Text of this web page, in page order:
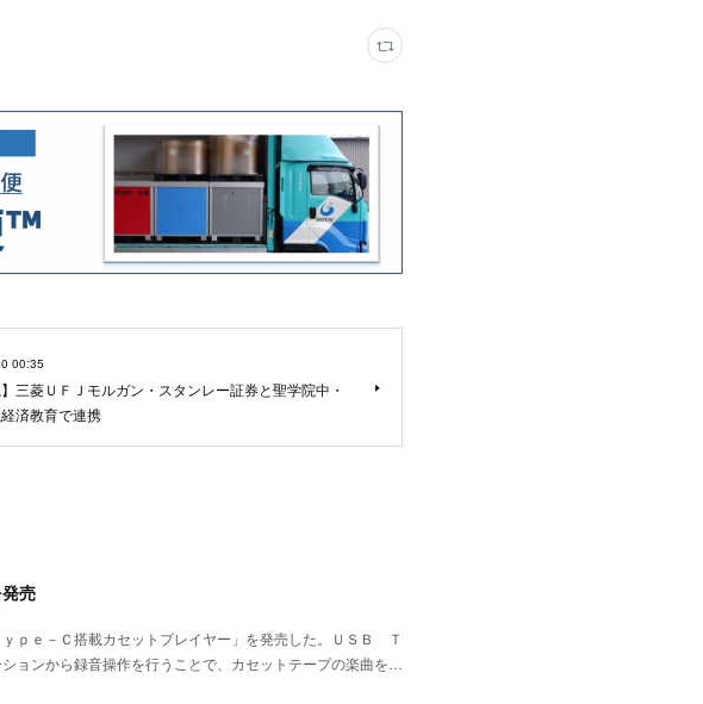
00:35
三菱ＵＦＪモルガン・スタンレー証券と聖学院中・
済教育で連携
売
ｐｅ－Ｃ搭載カセットプレイヤー」を発売した。ＵＳＢ Ｔ
ョンから録音操作を行うことで、カセットテープの楽曲を…